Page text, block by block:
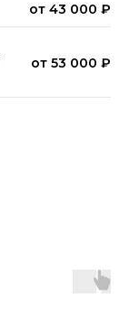
от 43 000 ₽
от 53 000 ₽